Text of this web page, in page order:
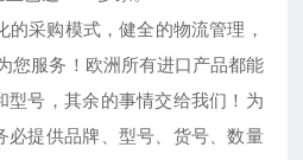
采购模式，健全的物流管理，
您服务！欧洲所有进口产品都能
型号，其余的事情交给我们！为
必提供品牌、型号、货号、数量